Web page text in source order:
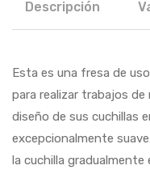
Descripción
Esta es una fresa de
para realizar trabajos
diseño de sus cuchillas
excepcionalmente
la cuchilla